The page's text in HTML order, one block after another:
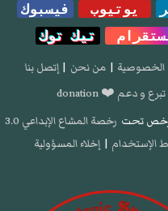
يوتيوب
فيسبوك
تيك توك
الخصوصية | من نحن | إتصل بنا
تبرع و دعم ❤️ donation
تحت رخصة المشاع الإبداعي 3.0
الإستخدام | إخلاء المسؤولية